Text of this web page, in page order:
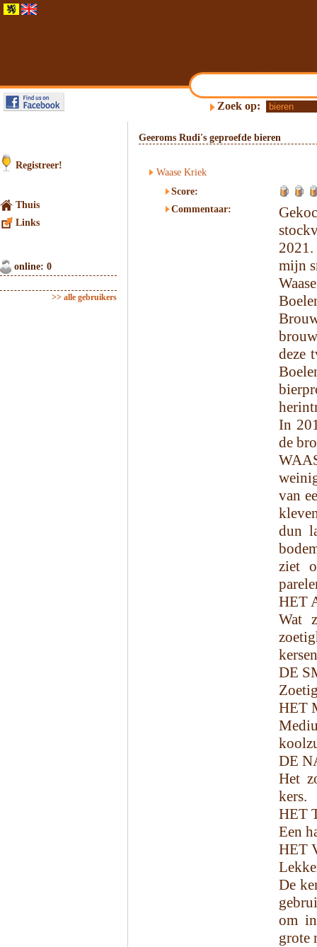
Zoek op:
Registreer!
Thuis
Links
online: 0
>> alle gebruikers
Geeroms Rudi's geproefde bieren
Waase Kriek
Score:
Commentaar:
mijn
deze
In
de
van
dun
ziet
HET
Wat
DE
HET
DE
Het
kers.
HET
Een
HET
De
om
grote